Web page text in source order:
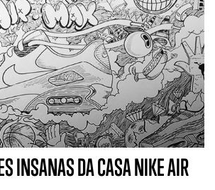
INSANAS DA CASA NIKE AIR